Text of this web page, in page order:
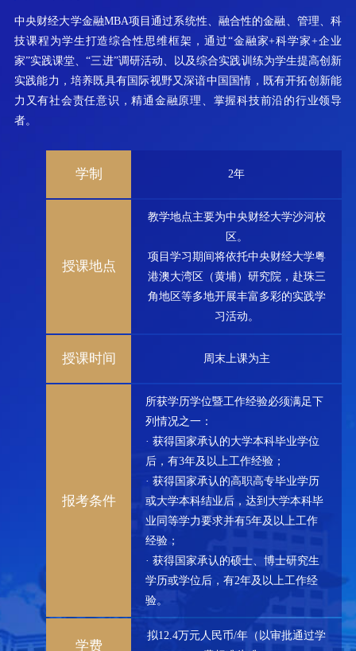
中央财经大学金融MBA项目通过系统性、融合性的金融、管理、科
技课程为学生打造综合性思维框架，通过“金融家+科学家+企业
家”实践课堂、“三进”调研活动、以及综合实践训练为学生提高创新
实践能力，培养既具有国际视野又深谙中国国情，既有开拓创新能
力又有社会责任意识，精通金融原理、掌握科技前沿的行业领导
者。
学制 2年
授课地点
教学地点主要为中央财经大学沙河校
区。
项目学习期间将依托中央财经大学粤
港澳大湾区（黄埔）研究院，赴珠三
角地区等多地开展丰富多彩的实践学
习活动。
授课时间 周末上课为主
报考条件
所获学历学位暨工作经验必须满足下
列情况之一：
· 获得国家承认的大学本科毕业学位
后，有3年及以上工作经验；
· 获得国家承认的高职高专毕业学历
或大学本科结业后，达到大学本科毕
业同等学力要求并有5年及以上工作
经验；
· 获得国家承认的硕士、博士研究生
学历或学位后，有2年及以上工作经
验。
学费
拟12.4万元人民币/年（以审批通过学